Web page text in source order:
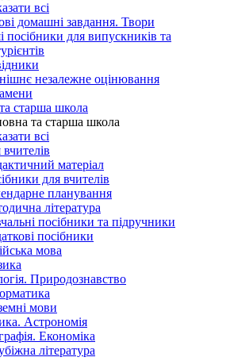
всі
домашні завдання. Твори
посібники для випускників та
незалежне оцінювання
старша школа
та старша школа
всі
матеріал
для вчителів
планування
література
посібники та підручники
посібники
мова
Природознавство
мови
Астрономія
Економіка
література